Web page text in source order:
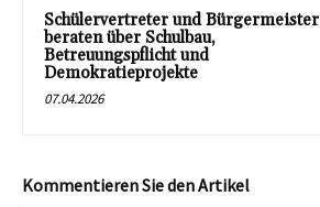
Schülervertreter und Bürgermeister
beraten über Schulbau,
Betreuungspflicht und
Demokratieprojekte
07.04.2026
Kommentieren Sie den Artikel